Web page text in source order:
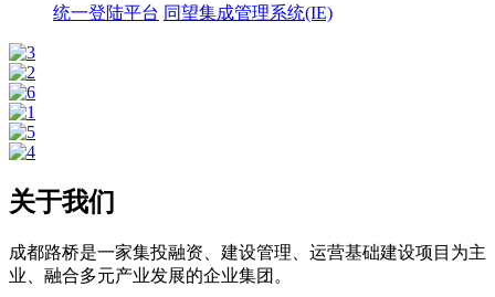
统一登陆平台 同望集成管理系统(IE)
关于我们
成都路桥是一家集投融资、建设管理、运营基础建设项目为主
业、融合多元产业发展的企业集团。